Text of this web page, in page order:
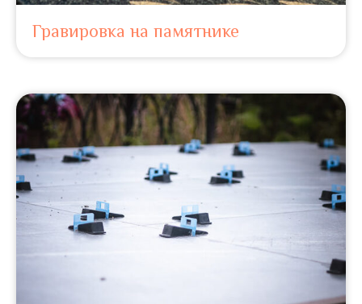
Гравировка на памятнике